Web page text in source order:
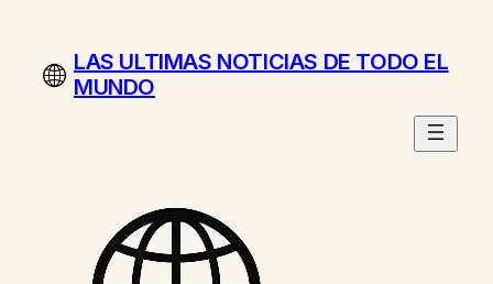
contenidoLAS ULTIMAS NOTICIAS DE TODO EL
MUNDO